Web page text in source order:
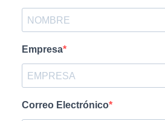
Empresa
Correo Electrónico